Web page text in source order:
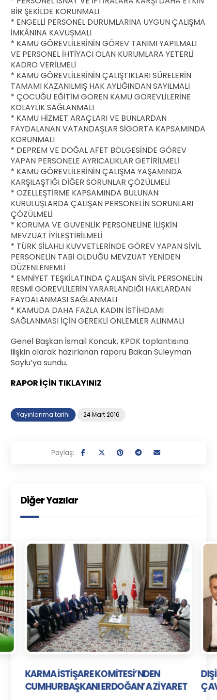
BİR ŞEKİLDE KORUNMALI
* ENGELLİ PERSONEL DURUMLARINA UYGUN ÇALIŞMA
İMKÂNINA KAVUŞMALI
* KAMU GÖREVLİLERİNİN GÖREV TANIMI YAPILMALI
VE PERSONEL İHTİYACI OLAN KURUMLARA YETERLİ
KADRO VERİLMELİ
* KAMU GÖREVLİLERİNİN ÇALIŞTIKLARI SÜRELERİN
TAMAMI KAZANILMIŞ HAK AYLIĞINDAN SAYILMALI
* ÇOCUĞU EĞİTİM GÖREN KAMU GÖREVLİLERİNE
KOLAYLIK SAĞLANMALI
* KAMU HİZMET ARAÇLARI VE BUNLARDAN
FAYDALANAN VATANDAŞLAR SİGORTA KAPSAMINDA
KORUNMALI
* DEPREM VE DOĞAL AFET BÖLGESİNDE GÖREV
YAPAN PERSONELE AYRICALIKLAR GETİRİLMELİ
* KAMU GÖREVLİLERİNİN ÇALIŞMA YAŞAMINDA
KARŞILAŞTIĞI DİĞER SORUNLAR ÇÖZÜLMELİ
* ÖZELLEŞTİRME KAPSAMINDA BULUNAN
KURULUŞLARDA ÇALIŞAN PERSONELİN SORUNLARI
ÇÖZÜLMELİ
* KORUMA VE GÜVENLİK PERSONELİNE İLİŞKİN
MEVZUAT İYİLEŞTİRİLMELİ
* TÜRK SİLAHLI KUVVETLERİNDE GÖREV YAPAN SİVİL
PERSONELİN TABİ OLDUĞU MEVZUAT YENİDEN
DÜZENLENEMLİ
* EMNİYET TEŞKİLATINDA ÇALIŞAN SİVİL PERSONELİN
RESMİ GÖREVLİLERİN YARARLANDIĞI HAKLARDAN
FAYDALANMASI SAĞLANMALI
* KAMUDA DAHA FAZLA KADIN İSTİHDAMI
SAĞLANMASI İÇİN GEREKLİ ÖNLEMLER ALINMALI
Genel Başkan İsmail Koncuk, KPDK toplantısına
ilişkin olarak hazırlanan raporu Bakan Süleyman
Soylu’ya sundu.
RAPOR İÇİN TIKLAYINIZ
Yayınlanma tarihi 24 Mart 2016
Diğer Yazılar
KARMA İSTİŞARE KOMİTESİ’NDEN
CUMHURBAŞKANI ERDOĞAN’A ZİYARET